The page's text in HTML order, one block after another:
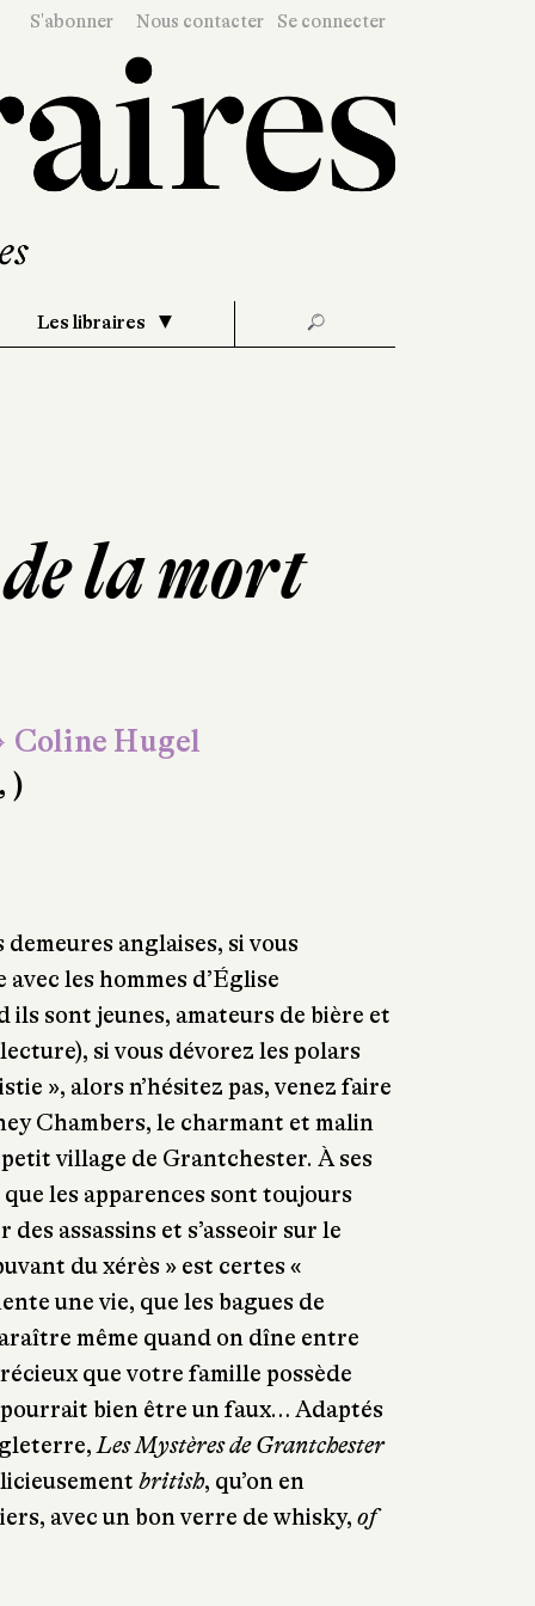
S'abonner Nous contacter Se connecter
Les libraires 🔎
la mort
Coline Hugel
)
anglaises, si vous
les hommes d’Église
sont jeunes, amateurs de bière et
si vous dévorez les polars
», alors n’hésitez pas, venez faire
Chambers, le charmant et malin
village de Grantchester. À ses
les apparences sont toujours
assassins et s’asseoir sur le
du xérès » est certes «
une vie, que les bagues de
même quand on dîne entre
que votre famille possède
bien être un faux… Adaptés
Les Mystères de Grantchester
british, qu’on en
avec un bon verre de whisky, of